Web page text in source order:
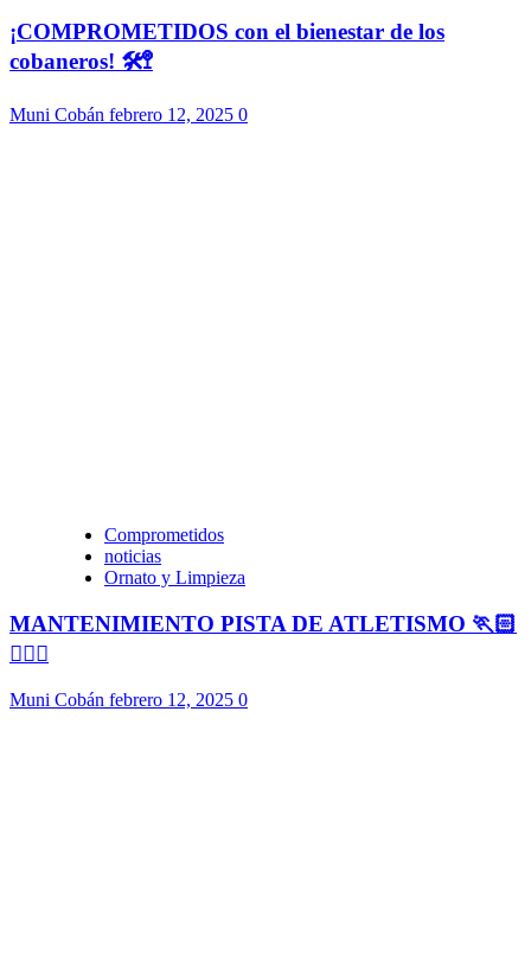
¡COMPROMETIDOS con el bienestar de los
cobaneros! 🛠️🚏
Muni Cobán febrero 12, 2025 0
Comprometidos
noticias
Ornato y Limpieza
MANTENIMIENTO PISTA DE ATLETISMO 🏃🏻
🏃🏻‍♀️
Muni Cobán febrero 12, 2025 0